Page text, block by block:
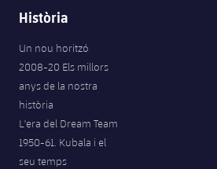
Història
Un nou horitzó
2008-20 Els millors
anys de la nostra
història
L'era del Dream Team
1950-61. Kubala i el
seu temps